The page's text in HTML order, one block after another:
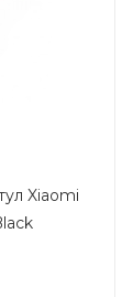
Xiaomi